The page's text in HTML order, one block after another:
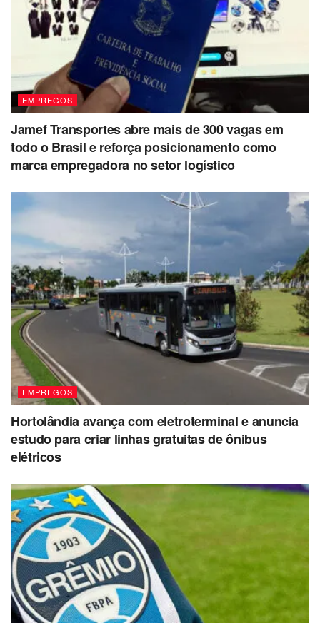
EMPREGOS
Jamef Transportes abre mais de 300 vagas em
todo o Brasil e reforça posicionamento como
marca empregadora no setor logístico
EMPREGOS
Hortolândia avança com eletroterminal e anuncia
estudo para criar linhas gratuitas de ônibus
elétricos